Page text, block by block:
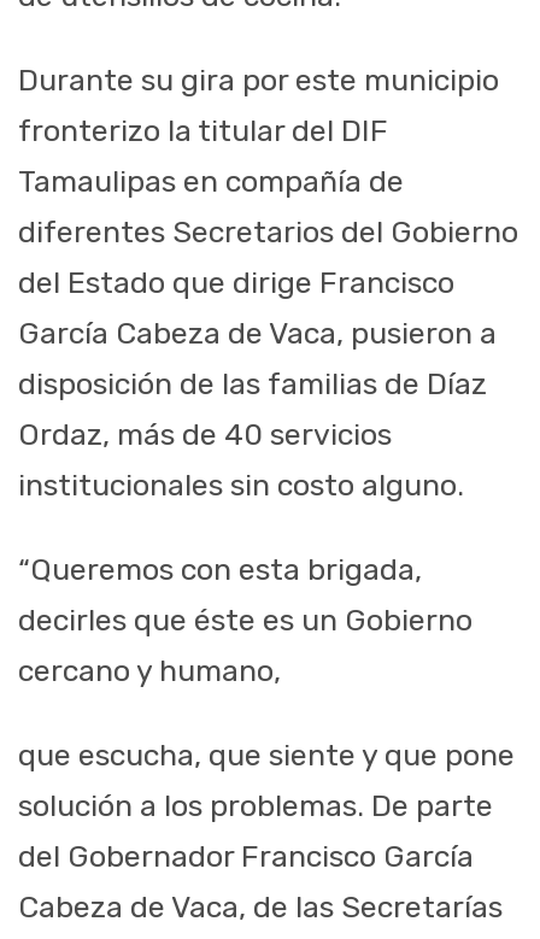
Durante su gira por este municipio
fronterizo la titular del DIF
Tamaulipas en compañía de
diferentes Secretarios del Gobierno
del Estado que dirige Francisco
García Cabeza de Vaca, pusieron a
disposición de las familias de Díaz
Ordaz, más de 40 servicios
institucionales sin costo alguno.
“Queremos con esta brigada,
decirles que éste es un Gobierno
cercano y humano,
que escucha, que siente y que pone
solución a los problemas. De parte
del Gobernador Francisco García
Cabeza de Vaca, de las Secretarías